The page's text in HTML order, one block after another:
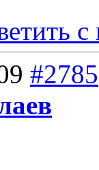
с
#2785